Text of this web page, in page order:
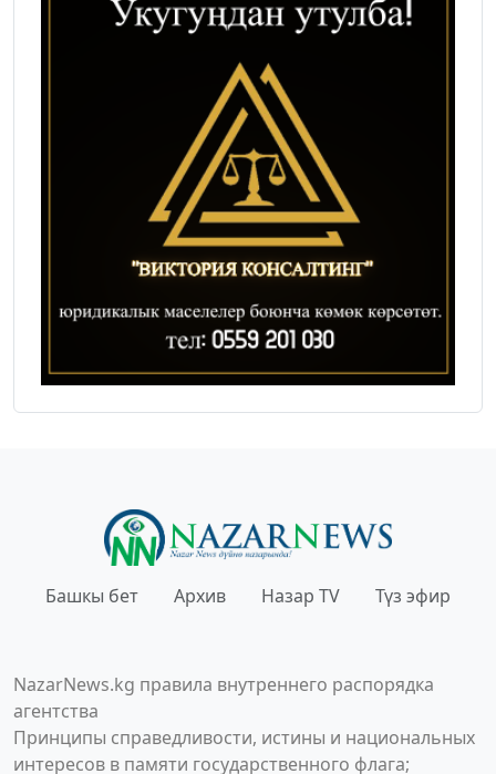
Башкы бет Архив Назар TV Түз эфир
NazarNews.kg правила внутреннего распорядка
агентства
Принципы справедливости, истины и национальных
интересов в памяти государственного флага;